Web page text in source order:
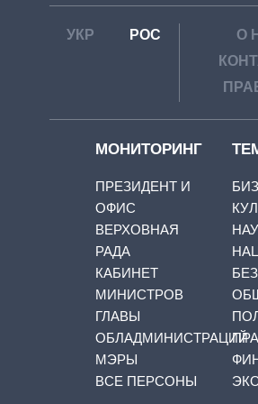
УКР РОС
О
МОНИТОРИНГ
ПРЕЗИДЕНТ И
ОФИС
ВЕРХОВНАЯ
РАДА
КАБИНЕТ
МИНИСТРОВ
ГЛАВЫ
ОБЛАДМИНИСТРАЦИЙ
МЭРЫ
ВСЕ ПЕРСОНЫ